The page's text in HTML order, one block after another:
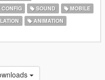
SOUND
MOBILE
ANIMATION